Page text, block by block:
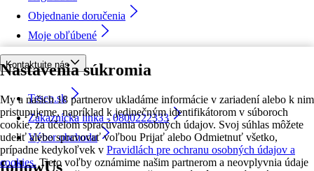
Nastavenia súkromia
My a našich 18 partnerov ukladáme informácie v zariadení alebo k nim
pristupujeme, napríklad k jedinečným identifikátorom v súboroch
cookie, za účelom spracúvania osobných údajov. Svoj súhlas môžete
udeliť alebo spravovať voľbou Prijať alebo Odmietnuť všetko,
prípadne kedykoľvek v Pravidlách pre ochranu osobných údajov a
cookies. Tieto voľby oznámime našim partnerom a neovplyvnia údaje
Objednanie doručenia
Moje obľúbené
Kontaktujte nás
Tesco.sk
Zákaznícka linka - 0800222333
Výber obchodu
followUs